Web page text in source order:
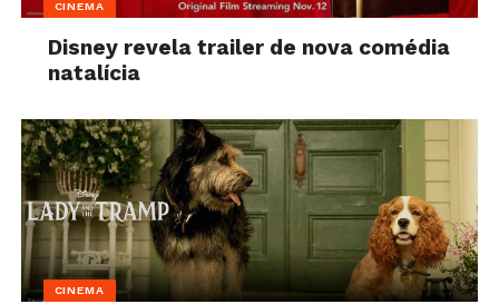
CINEMA
Disney revela trailer de nova comédia
natalícia
CINEMA